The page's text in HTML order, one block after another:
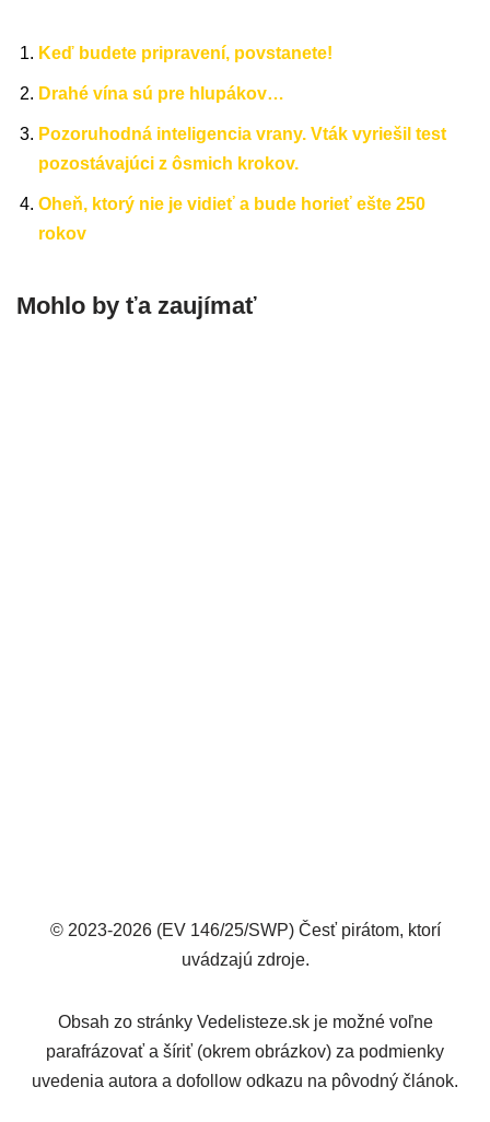
Keď budete pripravení, povstanete!
Drahé vína sú pre hlupákov…
Pozoruhodná inteligencia vrany. Vták vyriešil test
pozostávajúci z ôsmich krokov.
Oheň, ktorý nie je vidieť a bude horieť ešte 250
rokov
Mohlo by ťa zaujímať
© 2023-2026 (EV 146/25/SWP) Česť pirátom, ktorí
uvádzajú zdroje.
Obsah zo stránky Vedelisteze.sk je možné voľne
parafrázovať a šíriť (okrem obrázkov) za podmienky
uvedenia autora a dofollow odkazu na pôvodný článok.